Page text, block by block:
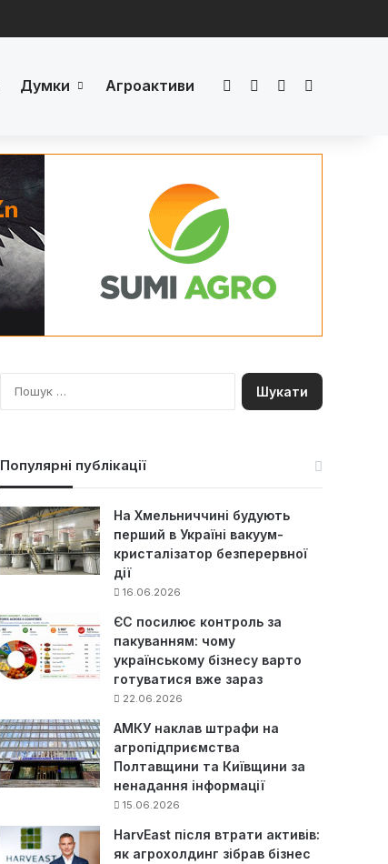
Думки Агроактиви FacebookLinkedInYouTube
П
о
Популярні публікації
На Хмельниччині будують
перший в Україні вакуум-
кристалізатор безперервної
дії
16.06.2026
ЄС посилює контроль за
пакуванням: чому
українському бізнесу варто
готуватися вже зараз
22.06.2026
АМКУ наклав штрафи на
агропідприємства
Полтавщини та Київщини за
ненадання інформації
15.06.2026
HarvEast після втрати активів:
як агрохолдинг зібрав бізнес